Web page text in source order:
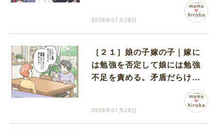
2026年07月28日
［２１］娘の子嫁の子｜嫁に
は勉強を否定して娘には勉強
不足を責める。矛盾だらけの
義母に開いた口が塞がらない
2026年07月28日